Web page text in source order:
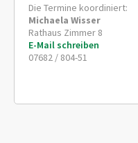
Die Termine koordiniert:
Michaela Wisser
Rathaus Zimmer 8
E-Mail schreiben
07682 / 804-51